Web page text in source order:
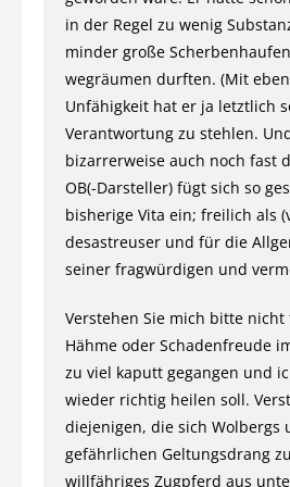
in der Regel zu wenig
minder große
wegräumen durften. (Mit
Unfähigkeit hat er ja letztlich
Verantwortung zu stehlen.
bizarrerweise auch noch fast
OB(-Darsteller) fügt sich so
bisherige Vita ein; freilich als
desastreuser und für die
seiner fragwürdigen und
Verstehen Sie mich bitte
Hähme oder Schadenfreude
zu viel kaputt gegangen und
wieder richtig heilen soll.
diejenigen, die sich
gefährlichen Geltungsdrang
willfähriges Zugpferd aus